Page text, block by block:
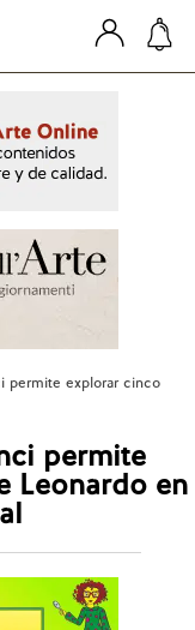
permite explorar cinco
permite
Leonardo en